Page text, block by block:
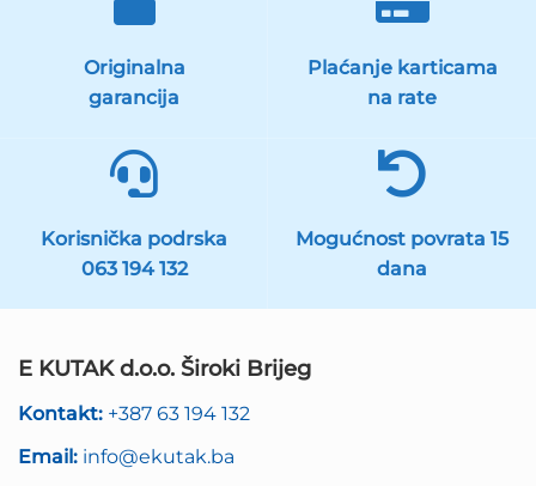
Originalna
garancija
Plaćanje karticama
na rate
Korisnička podrska
063 194 132
Mogućnost povrata 15
dana
E KUTAK d.o.o. Široki Brijeg
Kontakt: +387 63 194 132
Email: info@ekutak.ba